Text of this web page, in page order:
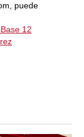
puede
12